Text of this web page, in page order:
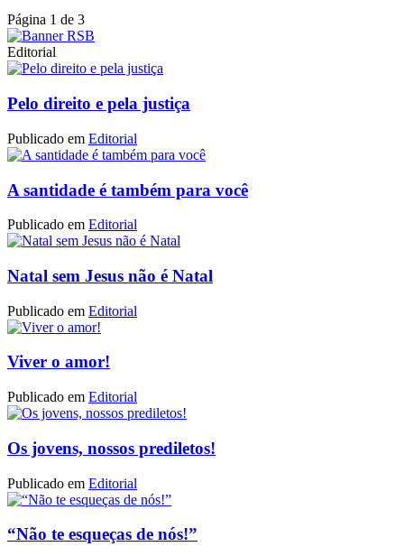
Página 1 de 3
Editorial
Pelo direito e pela justiça
Publicado em Editorial
A santidade é também para você
Publicado em Editorial
Natal sem Jesus não é Natal
Publicado em Editorial
Viver o amor!
Publicado em Editorial
Os jovens, nossos prediletos!
Publicado em Editorial
“Não te esqueças de nós!”